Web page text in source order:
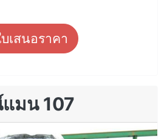
เสนอราคา
มน 107